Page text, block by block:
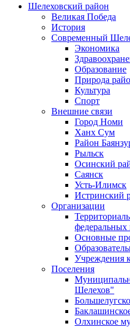
Шелеховский район
Великая Победа
История
Современный
Экономика
Образование
Природа
Культура
Спорт
Внешние связи
Город Номи
Ханх Сум
Район
Рыльск
Осинский
Саянск
Усть-Илимск
Истринский
Организации
федеральных
Основные
Учреждения
Поселения
Шелехов"
Олхинское